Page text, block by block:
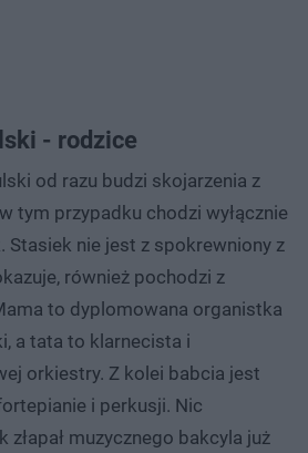
- rodzice
od razu budzi skojarzenia z
tym przypadku chodzi wyłącznie
Stasiek nie jest z spokrewniony z
również pochodzi z
to dyplomowana organistka
a tata to klarnecista i
orkiestry. Z kolei babcia jest
i perkusji. Nic
złapał muzycznego bakcyla już